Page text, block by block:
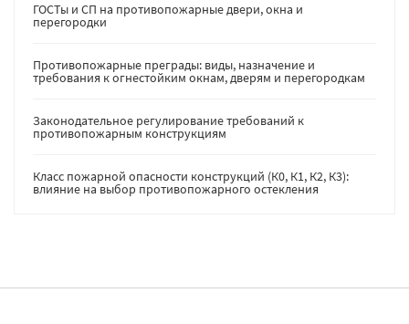
ГОСТы и СП на противопожарные двери, окна и
перегородки
Противопожарные преграды: виды, назначение и
требования к огнестойким окнам, дверям и перегородкам
Законодательное регулирование требований к
противопожарным конструкциям
Класс пожарной опасности конструкций (К0, К1, К2, К3):
влияние на выбор противопожарного остекления